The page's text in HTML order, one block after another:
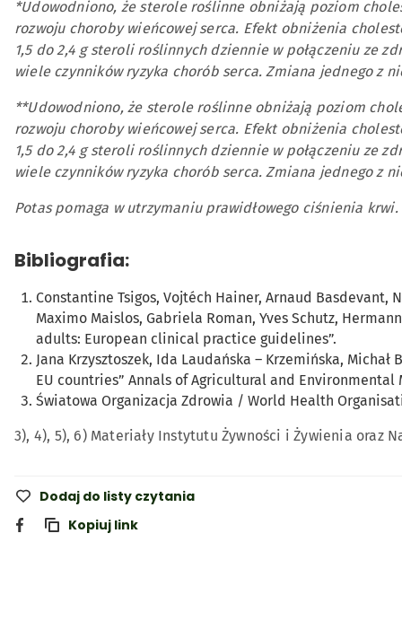
*Udowodniono, że sterole roślinne obniżają poziom
rozwoju choroby wieńcowej serca. Efekt obniżenia
1,5 do 2,4 g steroli roślinnych dziennie w połączeniu ze
wiele czynników ryzyka chorób serca. Zmiana jednego z
**Udowodniono, że sterole roślinne obniżają poziom
rozwoju choroby wieńcowej serca. Efekt obniżenia
1,5 do 2,4 g steroli roślinnych dziennie w połączeniu ze
wiele czynników ryzyka chorób serca. Zmiana jednego z
Potas pomaga w utrzymaniu prawidłowego ciśnienia krwi.
Bibliografia:
Constantine Tsigos, Vojtéch Hainer, Arnaud Basdevant,
Maximo Maislos, Gabriela Roman, Yves Schutz,
adults: European clinical practice guidelines”.
Jana Krzysztoszek, Ida Laudańska – Krzemińska,
EU countries” Annals of Agricultural and Environmental
Światowa Organizacja Zdrowia / World Health
3), 4), 5), 6) Materiały Instytutu Żywności i Żywienia oraz
Dodaj do listy czytania
Kopiuj link